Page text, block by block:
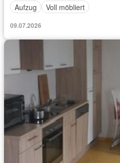
Aufzug
Voll möbliert
09.07.2026